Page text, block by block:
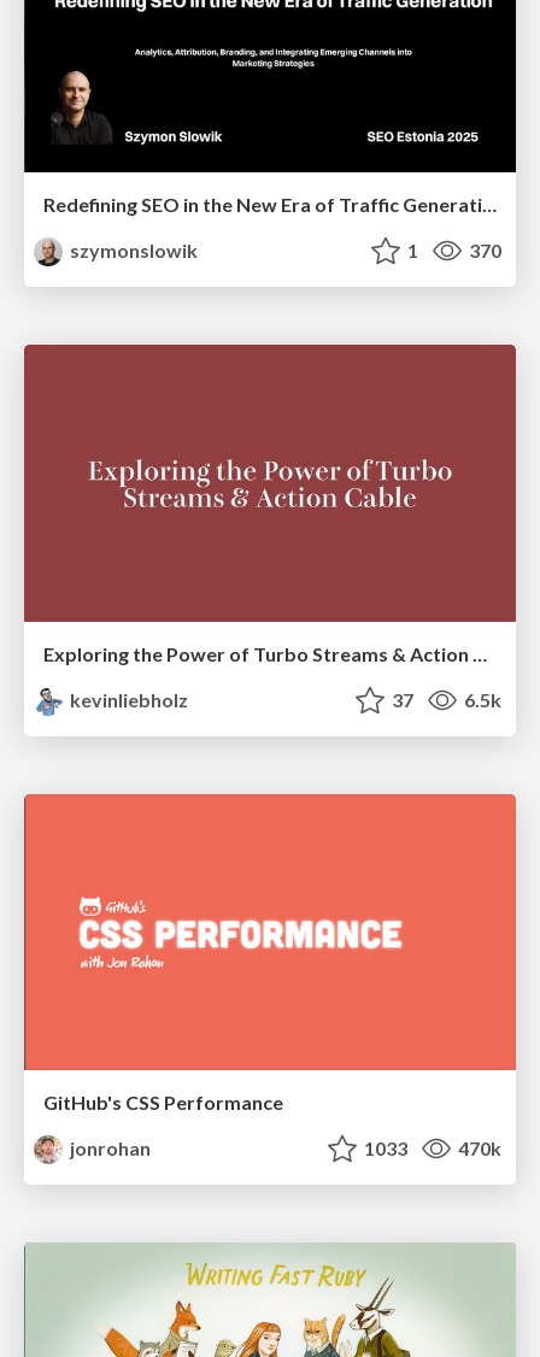
Redefining SEO in the New Era of Traffic Generation
szymonslowik
1 370
kevinliebholz
37 6.5k
GitHub's CSS Performance
jonrohan
1033 470k